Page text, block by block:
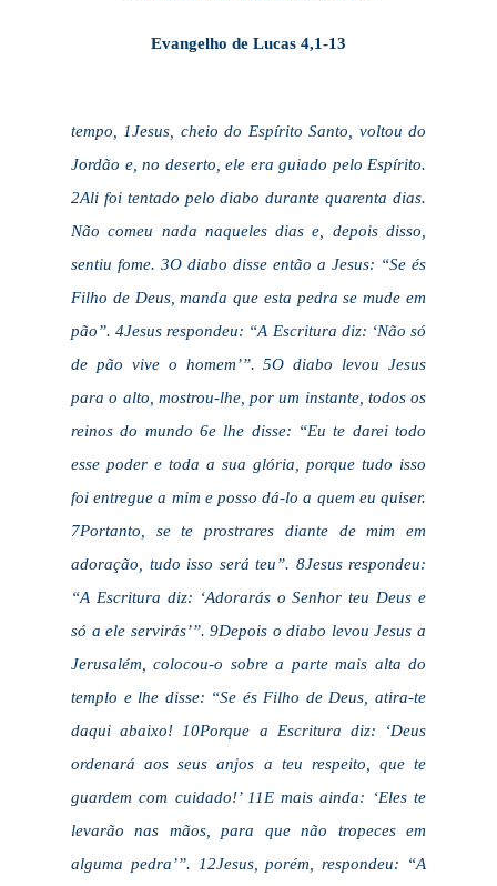
Evangelho de Lucas 4,1-13
tempo, 1Jesus, cheio do Espírito Santo, voltou do
Jordão e, no deserto, ele era guiado pelo Espírito.
2Ali foi tentado pelo diabo durante quarenta dias.
Não comeu nada naqueles dias e, depois disso,
sentiu fome. 3O diabo disse então a Jesus: “Se és
Filho de Deus, manda que esta pedra se mude em
pão”. 4Jesus respondeu: “A Escritura diz: ‘Não só
de pão vive o homem’”. 5O diabo levou Jesus
para o alto, mostrou-lhe, por um instante, todos os
reinos do mundo 6e lhe disse: “Eu te darei todo
esse poder e toda a sua glória, porque tudo isso
foi entregue a mim e posso dá-lo a quem eu quiser.
7Portanto, se te prostrares diante de mim em
adoração, tudo isso será teu”. 8Jesus respondeu:
“A Escritura diz: ‘Adorarás o Senhor teu Deus e
só a ele servirás’”. 9Depois o diabo levou Jesus a
Jerusalém, colocou-o sobre a parte mais alta do
templo e lhe disse: “Se és Filho de Deus, atira-te
daqui abaixo! 10Porque a Escritura diz: ‘Deus
ordenará aos seus anjos a teu respeito, que te
guardem com cuidado!’ 11E mais ainda: ‘Eles te
levarão nas mãos, para que não tropeces em
alguma pedra’”. 12Jesus, porém, respondeu: “A